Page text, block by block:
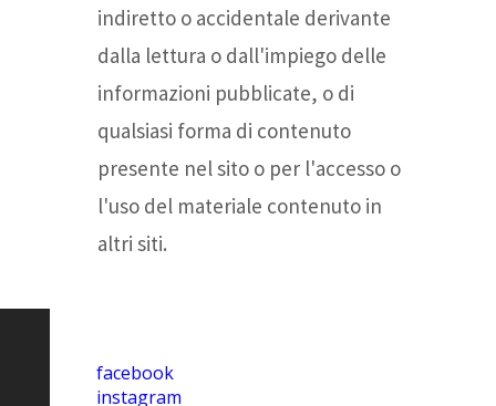
facebook
instagram
indiretto o accidentale derivante
dalla lettura o dall'impiego delle
informazioni pubblicate, o di
qualsiasi forma di contenuto
presente nel sito o per l'accesso o
l'uso del materiale contenuto in
altri siti.